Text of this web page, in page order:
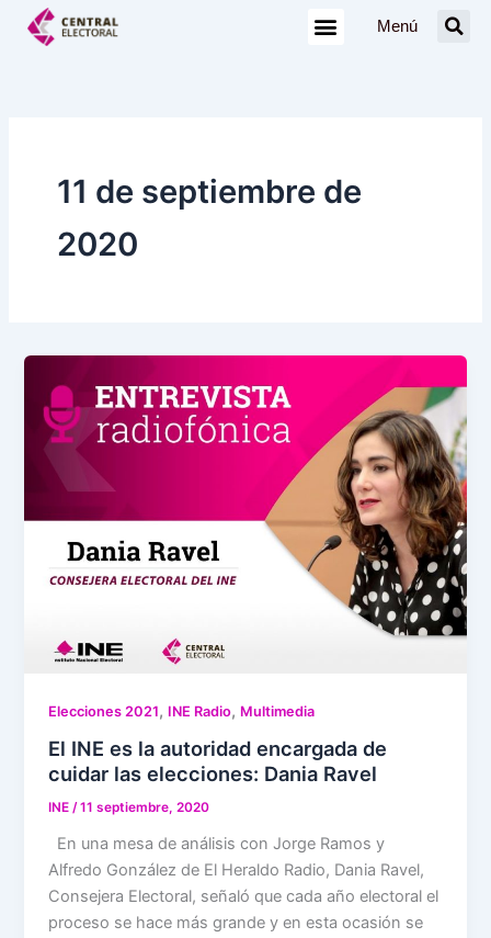
Menú
11 de septiembre de
2020
Elecciones 2021, INE Radio, Multimedia
El INE es la autoridad encargada de
cuidar las elecciones: Dania Ravel
INE/11 septiembre, 2020
En una mesa de análisis con Jorge Ramos y
Alfredo González de El Heraldo Radio, Dania Ravel,
Consejera Electoral, señaló que cada año electoral el
proceso se hace más grande y en esta ocasión se